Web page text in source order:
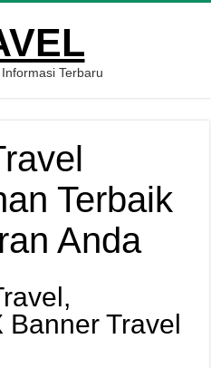
Terbaru
Terbaik
Anda
Banner Travel